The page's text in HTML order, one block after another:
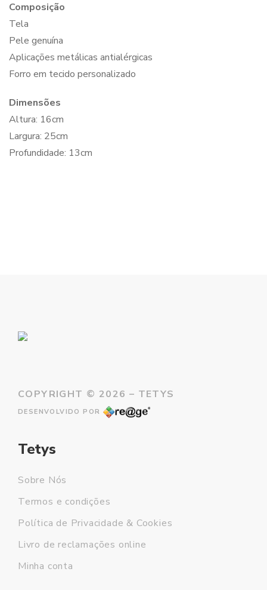
Composição
Tela
Pele genuína
Aplicações metálicas antialérgicas
Forro em tecido personalizado
Dimensões
Altura: 16cm
Largura: 25cm
Profundidade: 13cm
COPYRIGHT © 2026 – TETYS
DESENVOLVIDO POR
Tetys
Sobre Nós
Termos e condições
Política de Privacidade & Cookies
Livro de reclamações online
Minha conta